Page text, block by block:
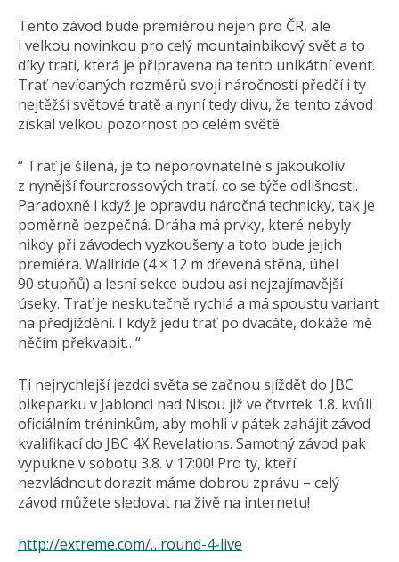
Tento závod bude premiérou nejen pro ČR, ale
i velkou novinkou pro celý mountainbikový svět a to
díky trati, která je připravena na tento unikátní event.
Trať nevídaných rozměrů svoji náročností předčí i ty
nejtěžší světové tratě a nyní tedy divu, že tento závod
získal velkou pozornost po celém světě.
“ Trať je šílená, je to neporovnatelné s jakoukoliv
z nynější fourcrossových tratí, co se týče odlišnosti.
Paradoxně i když je opravdu náročná technicky, tak je
poměrně bezpečná. Dráha má prvky, které nebyly
nikdy při závodech vyzkoušeny a toto bude jejich
premiéra. Wallride (4 × 12 m dřevená stěna, úhel
90 stupňů) a lesní sekce budou asi nejzajímavější
úseky. Trať je neskutečně rychlá a má spoustu variant
na předjíždění. I když jedu trať po dvacáté, dokáže mě
něčím překvapit…“
Ti nejrychlejší jezdci světa se začnou sjíždět do JBC
bikeparku v Jablonci nad Nisou již ve čtvrtek 1.8. kvůli
oficiálním tréninkům, aby mohli v pátek zahájit závod
kvalifikací do JBC 4X Revelations. Samotný závod pak
vypukne v sobotu 3.8. v 17:00! Pro ty, kteří
nezvládnout dorazit máme dobrou zprávu – celý
závod můžete sledovat na živě na internetu!
http://extreme.com/…round-4-live